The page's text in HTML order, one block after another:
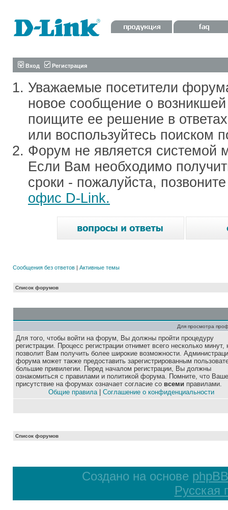
Вход Регистрация
Уважаемые посетители
новое сообщение о
поищите ее решение в
или воспользуйтесь поиском
Форум не является системой
Если Вам необходимо
сроки - пожалуйста,
офис D-Link.
Сообщения без ответов | Активные темы
Список форумов
Для просмотра
Для того, чтобы войти на форум, Вы должны пройти процедуру
регистрации. Процесс регистрации отнимет всего несколько минут,
позволит Вам получить более широкие возможности.
форума может также предоставить зарегистрированным
большие привилегии. Перед началом регистрации, Вы должны
ознакомиться с правилами и политикой форума. Помните, что Ваше
присутствие на форумах означает согласие со всеми правилами.
Общие правила| Соглашение о конфиденциальности
Список форумов
Создано на основе phpBB
Русская